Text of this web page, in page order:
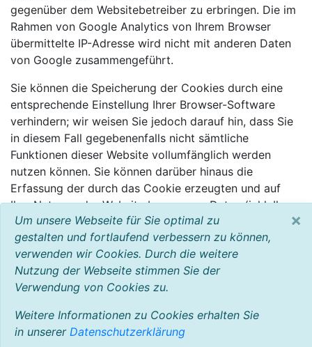
gegenüber dem Websitebetreiber zu erbringen. Die im
Rahmen von Google Analytics von Ihrem Browser
übermittelte IP-Adresse wird nicht mit anderen Daten
von Google zusammengeführt.
Sie können die Speicherung der Cookies durch eine
entsprechende Einstellung Ihrer Browser-Software
verhindern; wir weisen Sie jedoch darauf hin, dass Sie
in diesem Fall gegebenenfalls nicht sämtliche
Funktionen dieser Website vollumfänglich werden
nutzen können. Sie können darüber hinaus die
Erfassung der durch das Cookie erzeugten und auf
Ihre Nutzung der Website bezogenen Daten (inkl. Ihrer
IP-Adresse) an Google sowie die Verarbeitung dieser
Daten durch Google verhindern, indem sie das unter
dem folgenden Link verfügbare Browser-Plugin
herunterladen und installieren:
http://tools.google.com/dlpage/gaoptout?hl=de
Um unsere Webseite für Sie optimal zu
gestalten und fortlaufend verbessern zu können,
verwenden wir Cookies. Durch die weitere
Nutzung der Webseite stimmen Sie der
Verwendung von Cookies zu.
Weitere Informationen zu Cookies erhalten Sie
in unserer Datenschutzerklärung
×